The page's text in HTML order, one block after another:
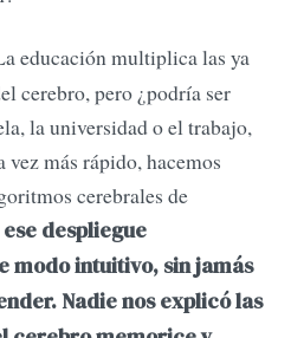
educación multiplica las ya
cerebro, pero ¿podría ser
la universidad o el trabajo,
vez más rápido, hacemos
cerebrales de
ese despliegue
modo intuitivo, sin jamás
Nadie nos explicó las